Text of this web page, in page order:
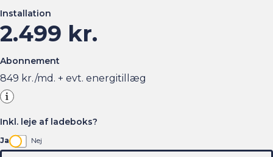
Installation
2.499 kr.
Abonnement
849 kr./md. + evt. energitillæg
Inkl. leje af ladeboks?
Ja Nej